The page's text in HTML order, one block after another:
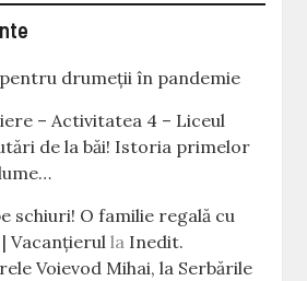
drumeții în pandemie
– Activitatea 4 – Liceul
de la băi! Istoria primelor
schiuri! O familie regală cu
Vacanțierul la Inedit.
Voievod Mihai, la Serbările